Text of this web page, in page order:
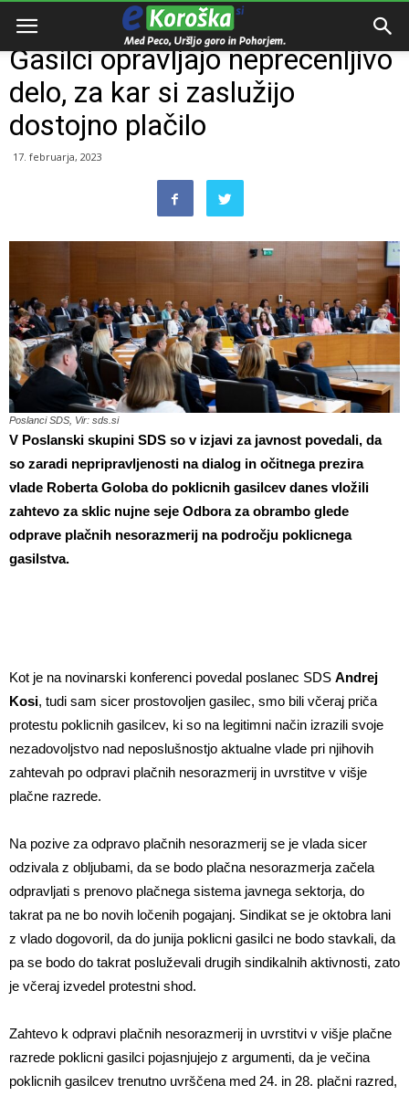
Domov
Gasilci opravljajo neprecenljivo
delo, za kar si zaslužijo
dostojno plačilo
17. februarja, 2023
Poslanci SDS, Vir: sds.si
V Poslanski skupini SDS so v izjavi za javnost povedali, da
so zaradi nepripravljenosti na dialog in očitnega prezira
vlade Roberta Goloba do poklicnih gasilcev danes vložili
zahtevo za sklic nujne seje Odbora za obrambo glede
odprave plačnih nesorazmerij na področju poklicnega
gasilstva.
Kot je na novinarski konferenci povedal poslanec SDS Andrej
Kosi, tudi sam sicer prostovoljen gasilec, smo bili včeraj priča
protestu poklicnih gasilcev, ki so na legitimni način izrazili svoje
nezadovoljstvo nad neposlušnostjo aktualne vlade pri njihovih
zahtevah po odpravi plačnih nesorazmerij in uvrstitve v višje
plačne razrede.
Na pozive za odpravo plačnih nesorazmerij se je vlada sicer
odzivala z obljubami, da se bodo plačna nesorazmerja začela
odpravljati s prenovo plačnega sistema javnega sektorja, do
takrat pa ne bo novih ločenih pogajanj. Sindikat se je oktobra lani
z vlado dogovoril, da do junija poklicni gasilci ne bodo stavkali, da
pa se bodo do takrat posluževali drugih sindikalnih aktivnosti, zato
je včeraj izvedel protestni shod.
Zahtevo k odpravi plačnih nesorazmerij in uvrstitvi v višje plačne
razrede poklicni gasilci pojasnjujejo z argumenti, da je večina
poklicnih gasilcev trenutno uvrščena med 24. in 28. plačni razred,